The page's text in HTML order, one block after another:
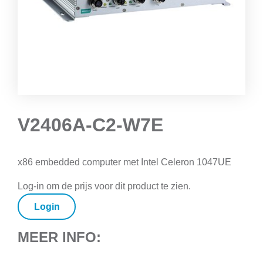
V2406A-C2-W7E
x86 embedded computer met Intel Celeron 1047UE
Log-in om de prijs voor dit product te zien.
Login
MEER INFO: